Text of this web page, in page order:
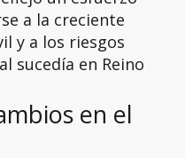
a la creciente
y a los riesgos
sucedía en Reino
en el